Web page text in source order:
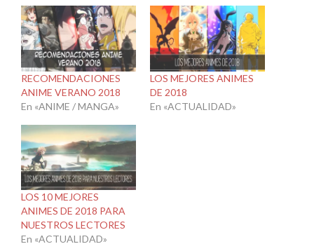
RECOMENDACIONES
ANIME VERANO 2018
En «ANIME / MANGA»
LOS MEJORES ANIMES
DE 2018
En «ACTUALIDAD»
LOS 10 MEJORES
ANIMES DE 2018 PARA
NUESTROS LECTORES
En «ACTUALIDAD»